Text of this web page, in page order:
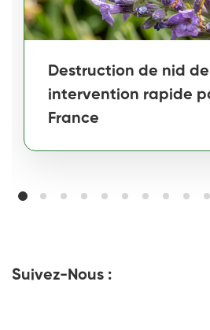
Destruction de nid
intervention rapide
France
Suivez-Nous :